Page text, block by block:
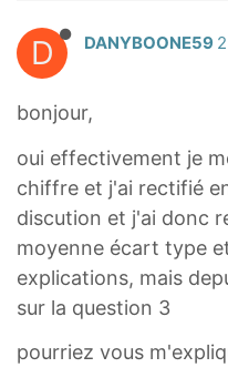
+
(
5
t
i
m
e
s
4
)
2
}
1
1
}
D DANYBOONE59
bonjour,
oui effectivement je
chiffre et j'ai rectifié
discution et j'ai donc
moyenne écart type
explications, mais
sur la question 3
pourriez vous